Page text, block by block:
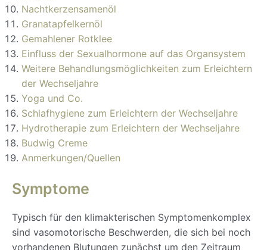
Nachtkerzensamenöl
Granatapfelkernöl
Gemahlener Rotklee
Einfluss der Sexualhormone auf das Organsystem
Weitere Behandlungsmöglichkeiten zum Erleichtern
der Wechseljahre
Yoga und Co.
Schlafhygiene zum Erleichtern der Wechseljahre
Hydrotherapie zum Erleichtern der Wechseljahre
Budwig Creme
Anmerkungen/Quellen
Symptome
Typisch für den klimakterischen Symptomenkomplex
sind vasomotorische Beschwerden, die sich bei noch
vorhandenen Blutungen zunächst um den Zeitraum